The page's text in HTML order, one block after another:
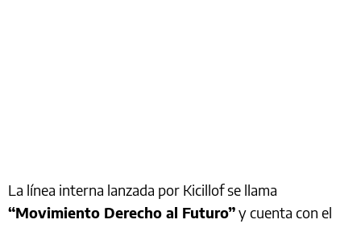
La línea interna lanzada por Kicillof se llama
“Movimiento Derecho al Futuro”y cuenta con el